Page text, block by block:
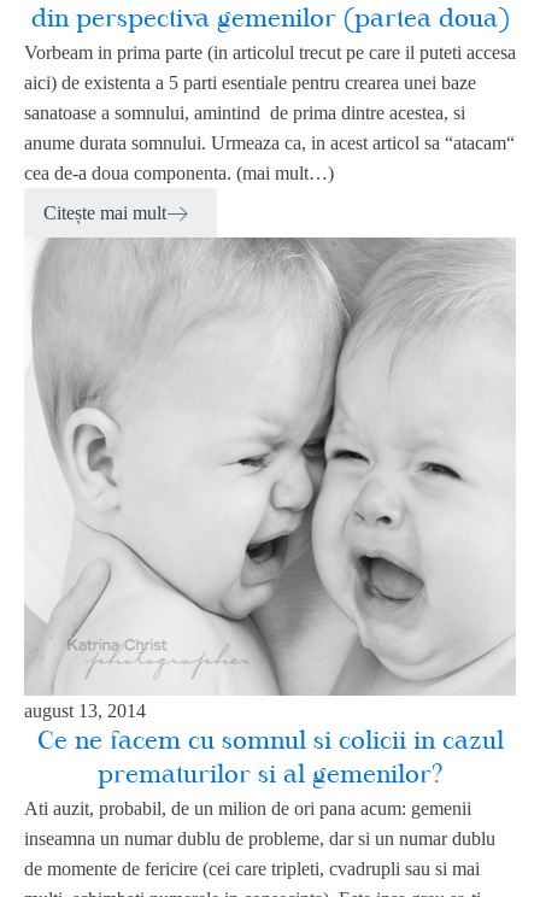
din perspectiva gemenilor (partea doua)
Vorbeam in prima parte (in articolul trecut pe care il puteti accesa
aici) de existenta a 5 parti esentiale pentru crearea unei baze
sanatoase a somnului, amintind de prima dintre acestea, si
anume durata somnului. Urmeaza ca, in acest articol sa “atacam“
cea de-a doua componenta. (mai mult…)
Citește mai mult
august 13, 2014
Ce ne facem cu somnul si colicii in cazul
prematurilor si al gemenilor?
Ati auzit, probabil, de un milion de ori pana acum: gemenii
inseamna un numar dublu de probleme, dar si un numar dublu
de momente de fericire (cei care tripleti, cvadrupli sau si mai